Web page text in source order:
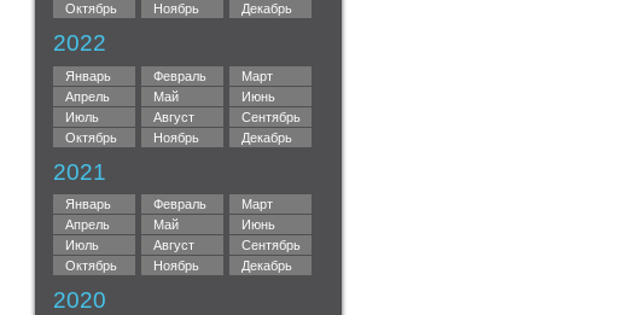
Октябрь
Ноябрь Декабрь
2022
Январь Февраль
Март
Апрель
Май
Июнь
Июль
Август
Сентябрь
Октябрь
Ноябрь Декабрь
2021
Январь Февраль
Март
Апрель
Май
Июнь
Июль
Август
Сентябрь
Октябрь
Ноябрь Декабрь
2020